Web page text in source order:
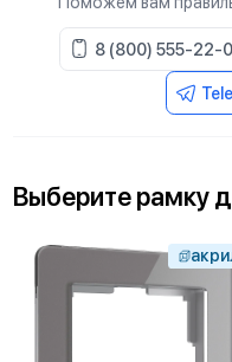
8 (800) 555-22-
Выберитерамку